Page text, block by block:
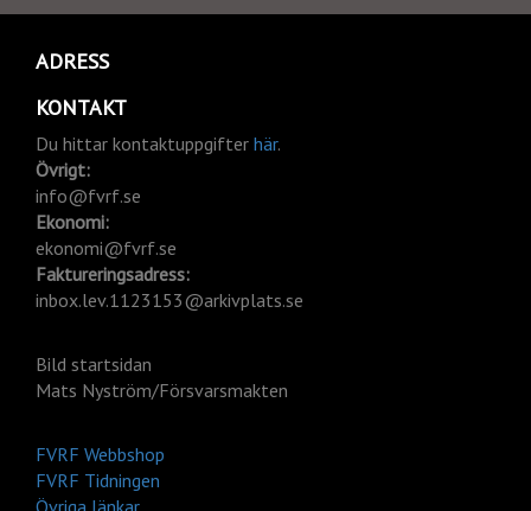
ADRESS
KONTAKT
Du hittar kontaktuppgifter här.
Övrigt:
info@fvrf.se
Ekonomi:
ekonomi@fvrf.se
Faktureringsadress:
inbox.lev.1123153@arkivplats.se
Bild startsidan
Mats Nyström/Försvarsmakten
FVRF Webbshop
FVRF Tidningen
Övriga länkar